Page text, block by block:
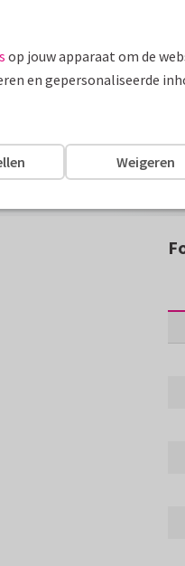
op jouw apparaat om de
en gepersonaliseerde
Weigeren